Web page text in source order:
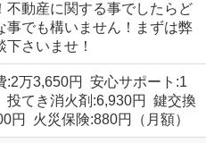
不動産に関する事でしたらど
事でも構いません！まずは弊
下さいませ！
:2万3,650円 安心サポート:1
投てき消火剤:6,930円 鍵交換
円 火災保険:880円（月額）